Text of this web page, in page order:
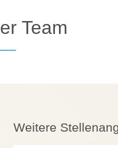
Team
Weitere